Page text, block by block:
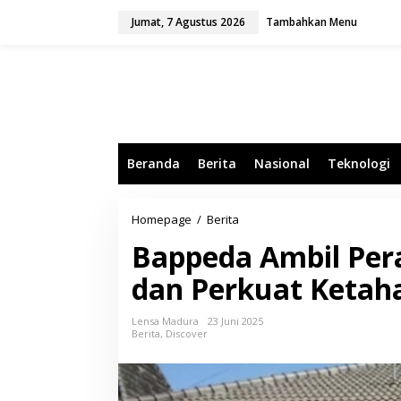
Jumat, 7 Agustus 2026 Tambahkan Menu
Beranda Berita Nasional Teknologi
Homepage / Berita
p
p
e
d
a
b
i
l
Bappeda Ambil
dan Perkuat
Lensa Madura
23 Juni 2025
Berita, Discover